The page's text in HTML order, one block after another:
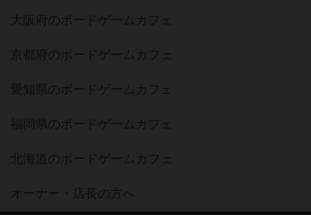
大阪府のボードゲームカフェ
京都府のボードゲームカフェ
愛知県のボードゲームカフェ
福岡県のボードゲームカフェ
北海道のボードゲームカフェ
オーナー・店長の方へ